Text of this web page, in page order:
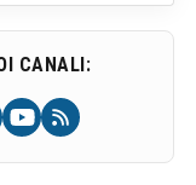
CANALI: